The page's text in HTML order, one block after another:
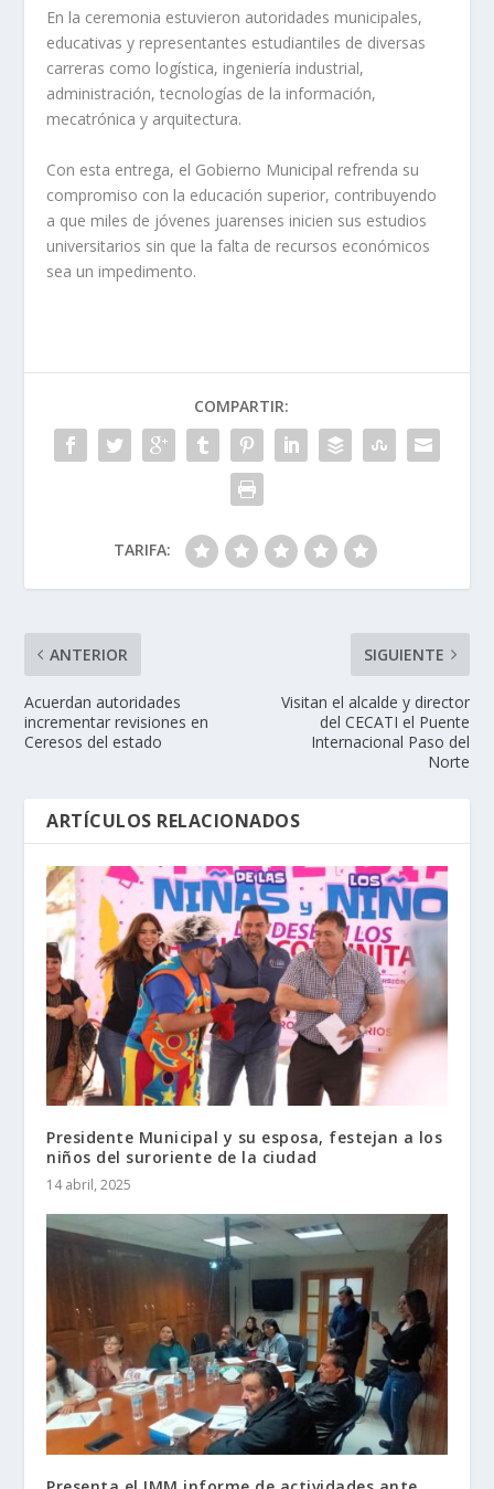
En la ceremonia estuvieron autoridades municipales,
educativas y representantes estudiantiles de diversas
carreras como logística, ingeniería industrial,
administración, tecnologías de la información,
mecatrónica y arquitectura.
Con esta entrega, el Gobierno Municipal refrenda su
compromiso con la educación superior, contribuyendo
a que miles de jóvenes juarenses inicien sus estudios
universitarios sin que la falta de recursos económicos
sea un impedimento.
COMPARTIR:
TARIFA:
ANTERIOR
Acuerdan autoridades
incrementar revisiones en
Ceresos del estado
SIGUIENTE
Visitan el alcalde y director
del CECATI el Puente
Internacional Paso del
Norte
ARTÍCULOS RELACIONADOS
Presidente Municipal y su esposa, festejan a los
niños del suroriente de la ciudad
14 abril, 2025